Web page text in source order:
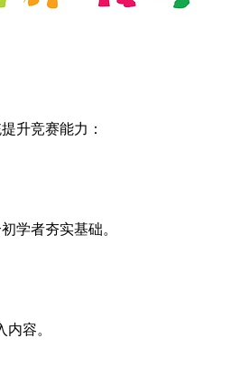
升竞赛能力：
学者夯实基础。
容。